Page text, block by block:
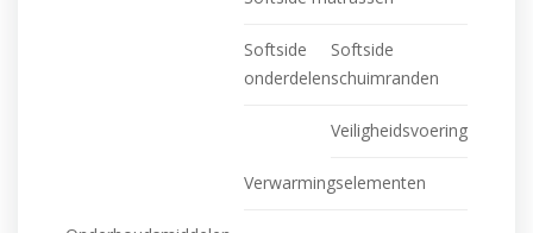
Softside
onderdelen
Softside
schuimranden
Veiligheidsvoering
Verwarmingselementen